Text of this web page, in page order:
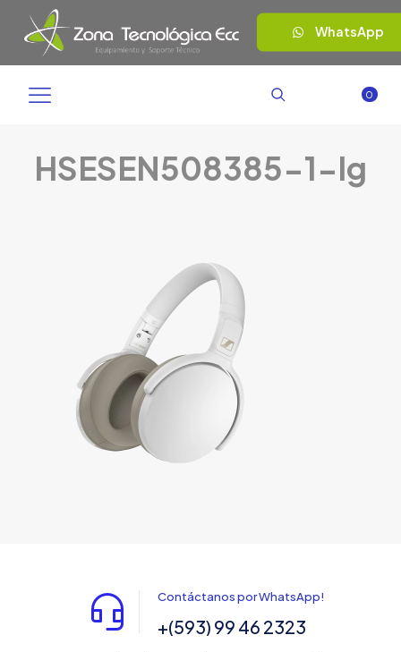
WhatsApp
0
HSESEN508385-1-lg
Contáctanos por WhatsApp!
+(593) 99 46 2323